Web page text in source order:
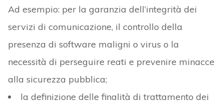
Ad esempio: per la garanzia dell’integrità dei
servizi di comunicazione, il controllo della
presenza di software maligni o virus o la
necessità di perseguire reati e prevenire minacce
alla sicurezza pubblica;
la definizione delle finalità di trattamento dei